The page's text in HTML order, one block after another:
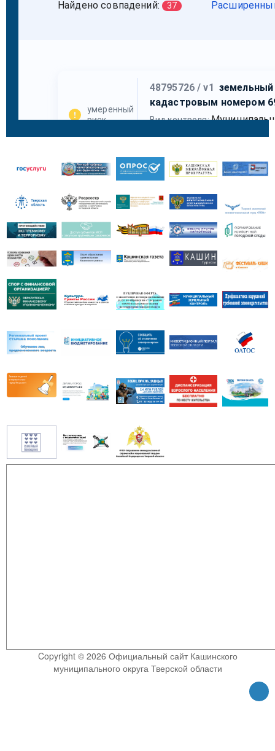
Copyright © 2026 Официальный сайт Кашинского
муниципального округа Тверской области